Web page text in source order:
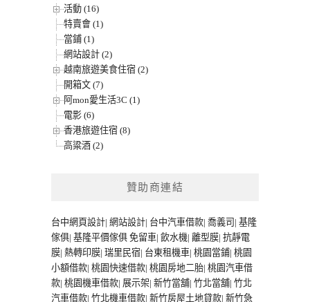
活動 (16)
特賣會 (1)
當鋪 (1)
網站設計 (2)
越南旅遊美食住宿 (2)
開箱文 (7)
阿mon愛生活3C (1)
電影 (6)
香港旅遊住宿 (8)
高粱酒 (2)
贊助商連結
台中網頁設計| 網站設計| 台中汽車借款| 喬義司 | 基隆
傢俱| 基隆平價傢俱 免留車| 飲水機| 離型膜| 抗靜電
膜| 熱轉印膜| 瑞里民宿| 台東租機車| 桃園當鋪| 桃園
小額借款| 桃園快速借款| 桃園房地二胎| 桃園汽車借
款| 桃園機車借款| 展示架| 新竹當舖| 竹北當舖| 竹北
汽車借款| 竹北機車借款| 新竹房屋土地貸款| 新竹急